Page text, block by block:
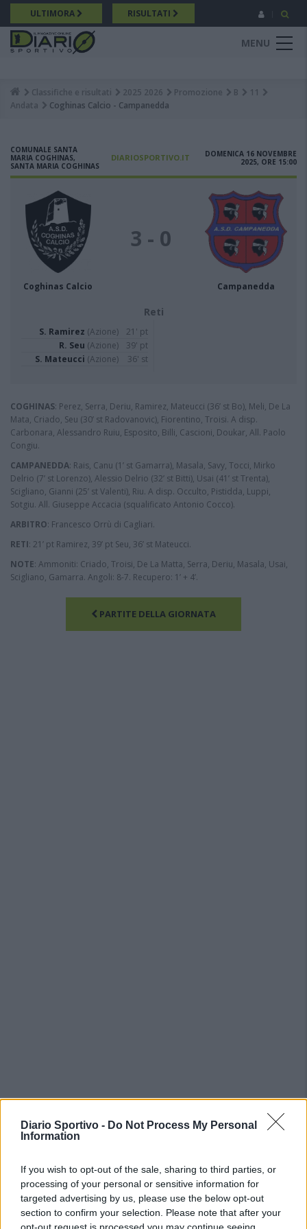
Diario Sportivo - Do Not Process My Personal
Information
If you wish to opt-out of the sale, sharing to third parties, or
processing of your personal or sensitive information for
targeted advertising by us, please use the below opt-out
section to confirm your selection. Please note that after your
Salta
al
contenuto
principale
ULTIMORA RISULTATI
MENU
Breadcrumb
Classifiche e risultati 2025 2026 Promozione B
11
Andata
Coghinas Calcio - Campanedda
COMUNALE SANTA
MARIA COGHINAS,
SANTA MARIA COGHINAS
DIARIOSPORTIVO.IT
DOMENICA 16 NOVEMBRE
2025, ORE 15:00
Coghinas Calcio
3 - 0
Campanedda
Reti
S. Ramirez (Azione)
21' pt
R. Seu (Azione)
39' pt
S. Mateucci (Azione) 36' st
COGHINAS: Perez, Serra, Deriu, Ramirez, Mateucci (36’ st Bo), Meli, De La
Mata, Criado, Seu (30’ st Radovanovic), Fiorentino, Troisi. A disp.
Carbonara, Alessandro Ruiu, Esposito, Billi, Cascioni, Doukar, All. Paolo
Congiu.
CAMPANEDDA: Rais, Canu (1’ st Gamarra), Masala, Savy, Tocci, Mirko
Delrio (7’ st Lorenzo), Alessio Delrio (32’ st Bitti), Usai (41’ st Trenta),
Scigliano, Gianni (25’ st Valenti), Riu. A disp. Occulto, Pistidda, Luppi,
Sotgiu. All. Giuseppe Accacia (squalificato Antonio Cocco).
ARBITRO: Francesco Orrù di Cagliari.
RETI: 21’ pt Ramirez, 39’ pt Seu, 36’ st Mateucci.
NOTE: Ammoniti: Criado, Troisi, De La Matta, Serra, Deriu, Masala, Usai,
Scigliano, Gamarra. Angoli: 8-7. Recupero: 1’ + 4’.
PARTITE DELLA GIORNATA
Carlucci, Bevilacqua, Solinas, Souare e Galic
7 Ago 2026
Il Monastir riparte dai pilastri Masia, Pinna e